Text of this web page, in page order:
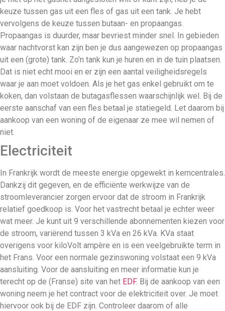
keuze tussen gas uit een fles of gas uit een tank. Je hebt
vervolgens de keuze tussen butaan- en propaangas.
Propaangas is duurder, maar bevriest minder snel. In gebieden
waar nachtvorst kan zijn ben je dus aangewezen op propaangas
uit een (grote) tank. Zo’n tank kun je huren en in de tuin plaatsen.
Dat is niet echt mooi en er zijn een aantal veiligheidsregels
waar je aan moet voldoen. Als je het gas enkel gebruikt om te
koken, dan volstaan de butagasflessen waarschijnlijk wel. Bij de
eerste aanschaf van een fles betaal je statiegeld. Let daarom bij
aankoop van een woning of de eigenaar ze mee wil nemen of
niet.
Electriciteit
In Frankrijk wordt de meeste energie opgewekt in kerncentrales.
Dankzij dit gegeven, en de efficiënte werkwijze van de
stroomleverancier zorgen ervoor dat de stroom in Frankrijk
relatief goedkoop is. Voor het vastrecht betaal je echter weer
wat meer. Je kunt uit 9 verschillende abonnementen kiezen voor
de stroom, variërend tussen 3 kVa en 26 kVa. KVa staat
overigens voor kiloVolt ampère en is een veelgebruikte term in
het Frans. Voor een normale gezinswoning volstaat een 9 kVa
aansluiting. Voor de aansluiting en meer informatie kun je
terecht op de (Franse) site van het EDF. Bij de aankoop van een
woning neem je het contract voor de elektriciteit over. Je moet
hiervoor ook bij de EDF zijn. Controleer daarom of alle